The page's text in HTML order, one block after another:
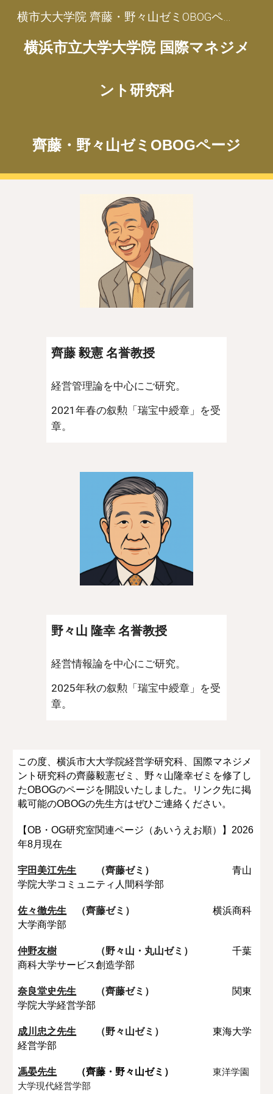
Skip to main content Skip to navigation
横市大大学院 齊藤・野々山ゼミOBOGページ
横浜市立大学大学院 国際マネジメ
ント研究科
齊藤・野々山ゼミOBOGページ
齊藤 毅憲 名誉教授
経営管理論を中心にご研究。
2021年春の叙勲「瑞宝中綬章」を受
章。
野々山 隆幸 名誉教授
経営情報論を中心にご研究。
2025年秋の叙勲「瑞宝中綬章」を受
章。
この度、横浜市大大学院経営学研究科、国際マネジメ
ント研究科の齊藤毅憲ゼミ、野々山隆幸ゼミを修了し
たOBOGのページを開設いたしました。リンク先に掲
載可能のOBOGの先生方はぜひご連絡ください。
【OB・OG研究室関連ページ（あいうえお順）】2026
年8月現在
宇田美江先生 （齊藤ゼミ）
青山
学院大学コミュニティ人間科学部
佐々徹先生 （齊藤ゼミ）
横浜商科
大学商学部
仲野友樹 （野々山・丸山ゼミ）
千葉
商科大学サービス創造学部
奈良堂史先生 （齊藤ゼミ）
関東
学院大学経営学部
成川忠之先生 （野々山ゼミ）
東海大学
経営学部
馮晏先生 （齊藤・野々山ゼミ）
東洋学園
大学現代経営学部